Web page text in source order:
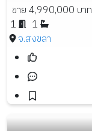
ขาย 4,990,000 บาท
1
1
จ.สงขลา